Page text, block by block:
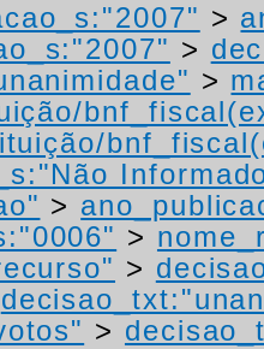
>
>
>
>
>
>
>